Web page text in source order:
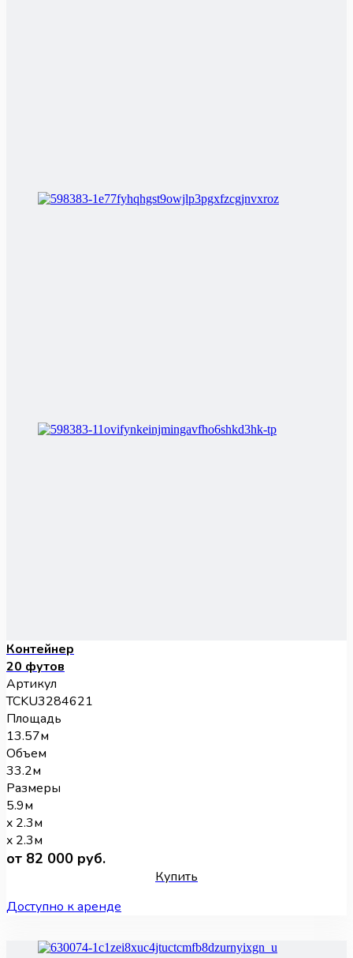
Контейнер
20 футов
Артикул
TCKU3284621
Площадь
13.57м
Объем
33.2м
Размеры
5.9м
x 2.3м
x 2.3м
от 82 000 руб.
Купить
Доступно к аренде